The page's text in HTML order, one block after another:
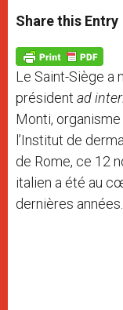
t
s
p
p
s
e
g
e
r
e
b
o
k
Share this Entry
Le Saint-Siège a
président ad
Monti,
l’Institut de
de Rome, ce 12
italien a été au
dernières années.